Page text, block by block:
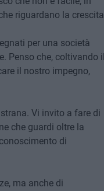
riguardano la crescita
per una società
Penso che, coltivando il
il nostro impegno,
Vi invito a fare di
che guardi oltre la
di
ma anche di